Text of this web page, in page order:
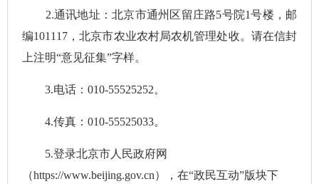
2.通讯地址：北京市通州区留庄路5号院1号楼，邮
编101117，北京市农业农村局农机管理处收。请在信封
上注明“意见征集”字样。
3.电话：010-55525252。
4.传真：010-55525033。
5.登录北京市人民政府网
（https://www.beijing.gov.cn），在“政民互动”版块下